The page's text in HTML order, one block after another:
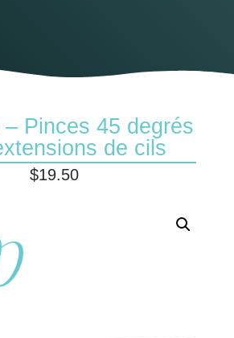
Pinces 45 degrés
de cils
$19.50